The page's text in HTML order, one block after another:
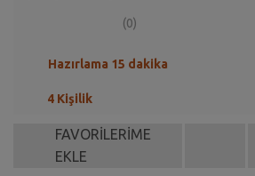
(0)
Hazırlama 15 dakika
4 Kişilik
FAVORİLERİME
EKLE